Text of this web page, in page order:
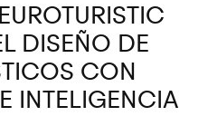
DISEÑO DE
CON
INTELIGENCIA